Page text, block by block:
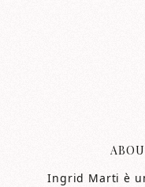
Ingrid Marti è